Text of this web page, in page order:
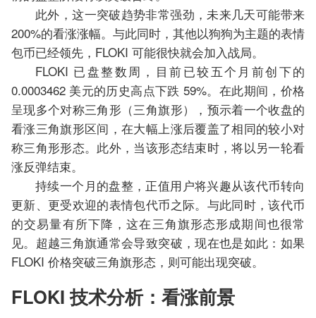
此外，这一突破趋势非常强劲，未来几天可能带来
200%的看涨涨幅。与此同时，其他以狗狗为主题的表情
包币已经领先，FLOKI 可能很快就会加入战局。
FLOKI 已盘整数周，目前已较五个月前创下的
0.0003462 美元的历史高点下跌 59%。在此期间，价格
呈现多个对称三角形（三角旗形），预示着一个收盘的
看涨三角旗形区间，在大幅上涨后覆盖了相同的较小对
称三角形形态。此外，当该形态结束时，将以另一轮看
涨反弹结束。
持续一个月的盘整，正值用户将兴趣从该代币转向
更新、更受欢迎的表情包代币之际。与此同时，该代币
的交易量有所下降，这在三角旗形态形成期间也很常
见。超越三角旗通常会导致突破，现在也是如此：如果
FLOKI 价格突破三角旗形态，则可能出现突破。
FLOKI 技术分析：看涨前景